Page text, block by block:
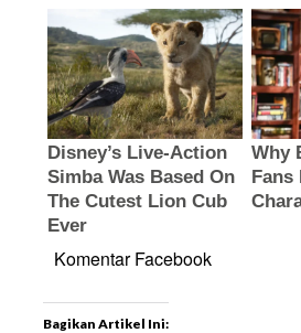
Komentar Facebook
Bagikan Artikel Ini: